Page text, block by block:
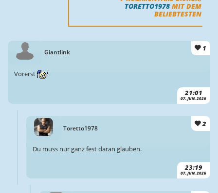
TORETTO1978 MIT DEM
BELIEBTESTEN
Giantlink 1
21:01
07. JUN. 2026
Vorerst
Toretto1978
2
23:19
07. JUN. 2026
Du muss nur ganz fest daran glauben.